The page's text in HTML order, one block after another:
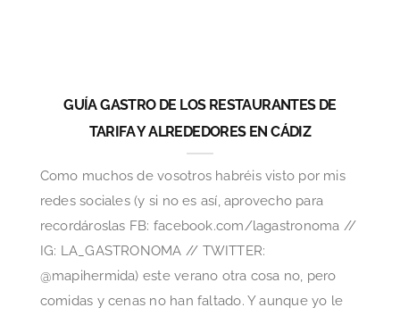
GUÍA GASTRO DE LOS RESTAURANTES DE
TARIFA Y ALREDEDORES EN CÁDIZ
Como muchos de vosotros habréis visto por mis
redes sociales (y si no es así, aprovecho para
recordároslas FB: facebook.com/lagastronoma //
IG: LA_GASTRONOMA // TWITTER:
@mapihermida) este verano otra cosa no, pero
comidas y cenas no han faltado. Y aunque yo le